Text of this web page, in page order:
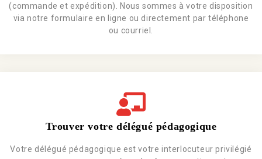
(commande et expédition). Nous sommes à votre disposition
via notre formulaire en ligne ou directement par téléphone
ou courriel.
Trouver votre délégué pédagogique
Votre délégué pédagogique est votre interlocuteur privilégié